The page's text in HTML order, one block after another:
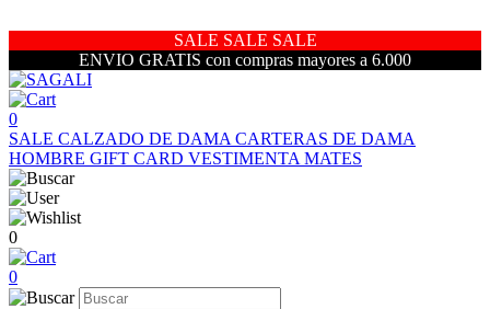
SALE SALE SALE
ENVIO GRATIS con compras mayores a 6.000
0
SALE CALZADO DE DAMA CARTERAS DE DAMA
HOMBRE GIFT CARD VESTIMENTA MATES
0
0